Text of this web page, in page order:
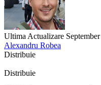
Ultima Actualizare
Alexandru Robea
Distribuie
Distribuie